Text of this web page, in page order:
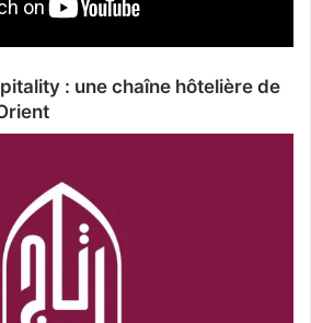
: une chaîne hôtelière de